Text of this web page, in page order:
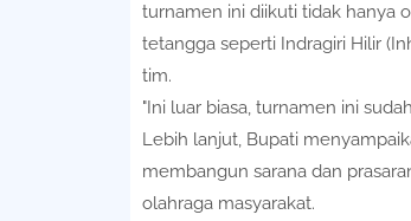
turnamen ini diikuti tidak hanya
tetangga seperti Indragiri Hilir
tim.
"Ini luar biasa, turnamen ini
Lebih lanjut, Bupati
membangun sarana dan
olahraga masyarakat.